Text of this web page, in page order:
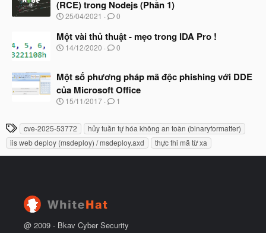
u
b
ắ
đ
ầ
(RCE) trong Nodejs (Phần 1)
N
à
y
b
t
đ
ầ
u
25/04/2021 0
Một vài thủ thuật - mẹo trong IDA Pro !
N
y
b
ắ
t
ầ
u
14/12/2020 0
Một số phương pháp mã độc phishing với DDE
của Microsoft Office
N
y
b
ắ
t
15/11/2017 1
T
h
ẻ
cve-2025-53772
hủy tuần tự hóa không an toàn (binaryformatter)
iis web deploy (msdeploy) / msdeploy.axd
thực thi mã từ xa
@ 2009 - Bkav Cyber Security